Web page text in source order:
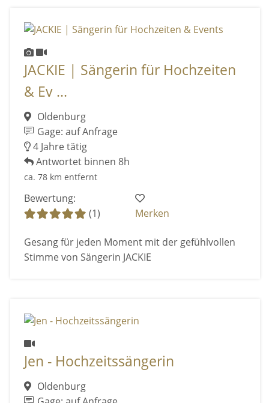
JACKIE | Sängerin für Hochzeiten
& Ev ...
Oldenburg
Gage: auf Anfrage
4 Jahre tätig
Antwortet binnen 8h
ca. 78 km entfernt
Bewertung:
(1)
Merken
Gesang für jeden Moment mit der gefühlvollen
Stimme von Sängerin JACKIE
Jen - Hochzeitssängerin
Oldenburg